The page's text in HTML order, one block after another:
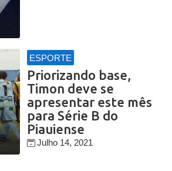
ESPORTE
Priorizando base,
Timon deve se
apresentar este mês
para Série B do
Piauiense
Julho 14, 2021